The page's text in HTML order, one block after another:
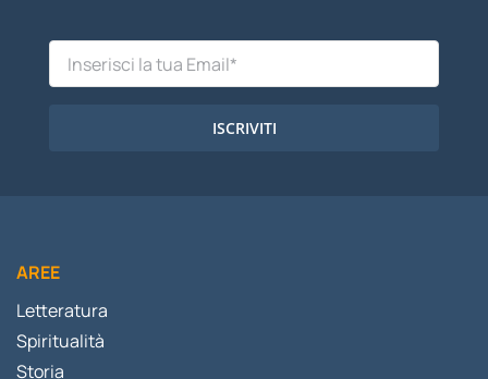
ISCRIVITI
AREE
Letteratura
Spiritualità
Storia